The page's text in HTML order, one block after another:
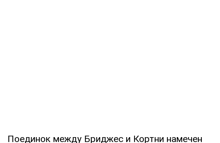
Поединок между Бриджес и Кортни намечен